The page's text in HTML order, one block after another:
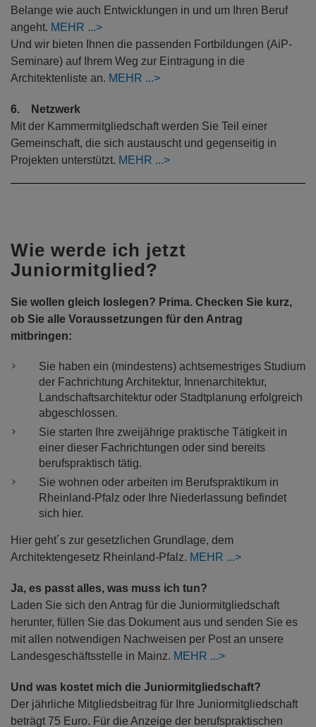
Belange wie auch Entwicklungen in und um Ihren Beruf
angeht. MEHR
Und wir bieten Ihnen die passenden Fortbildungen (AiP-
Seminare) auf Ihrem Weg zur Eintragung in die
Architektenliste an. MEHR
6. Netzwerk
Mit der Kammermitgliedschaft werden Sie Teil einer
Gemeinschaft, die sich austauscht und gegenseitig in
Projekten unterstützt. MEHR
Wie werde ich jetzt
Juniormitglied?
Sie wollen gleich loslegen? Prima. Checken Sie kurz,
ob Sie alle Voraussetzungen für den Antrag
mitbringen:
Sie haben ein (mindestens) achtsemestriges Studium
der Fachrichtung Architektur, Innenarchitektur,
Landschaftsarchitektur oder Stadtplanung erfolgreich
abgeschlossen.
Sie starten Ihre zweijährige praktische Tätigkeit in
einer dieser Fachrichtungen oder sind bereits
berufspraktisch tätig.
Sie wohnen oder arbeiten im Berufspraktikum in
Rheinland-Pfalz oder Ihre Niederlassung befindet
sich hier.
Hier geht´s zur gesetzlichen Grundlage, dem
Architektengesetz Rheinland-Pfalz. MEHR
Ja, es passt alles, was muss ich tun?
Laden Sie sich den Antrag für die Juniormitgliedschaft
herunter, füllen Sie das Dokument aus und senden Sie es
mit allen notwendigen Nachweisen per Post an unsere
Landesgeschäftsstelle in Mainz. MEHR
Und was kostet mich die Juniormitgliedschaft?
Der jährliche Mitgliedsbeitrag für Ihre Juniormitgliedschaft
beträgt 75 Euro. Für die Anzeige der berufspraktischen